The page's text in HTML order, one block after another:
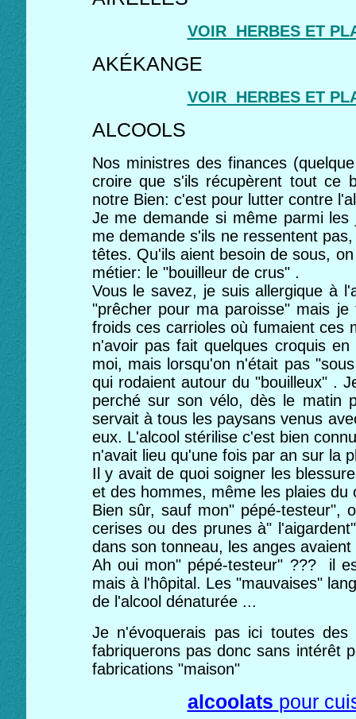
VOIR HERBES ET
AKÉKANGE
VOIR HERBES ET
ALCOOLS
Nos ministres des finances
croire que s'ils récupèrent tout ce
notre Bien: c'est pour lutter contre
Je me demande si même parmi
me demande s'ils ne ressentent
têtes. Qu'ils aient besoin de sous,
métier: le "bouilleur de crus" .
Vous le savez, je suis allergique à
"prêcher pour ma paroisse" mais
froids ces carrioles où fumaient ces
n'avoir pas fait quelques croquis
moi, mais lorsqu'on n'était pas
qui rodaient autour du "bouilleux" .
perché sur son vélo, dès le matin
servait à tous les paysans venus
eux. L'alcool stérilise c'est bien
n'avait lieu qu'une fois par an sur la
Il y avait de quoi soigner les
et des hommes, même les plaies du
Bien sûr, sauf mon" pépé-testeur",
cerises ou des prunes à"
dans son tonneau, les anges
Ah oui mon" pépé-testeur" ??? il
mais à l'hôpital. Les "mauvaises"
de l'alcool dénaturée ...
Je n'évoquerais pas ici toutes
fabriquerons pas donc sans intérêt
fabrications "maison"
alcoolats pour